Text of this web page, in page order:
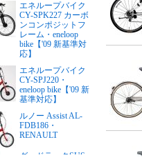
エネループバイク
CY-SPK227 カーボ
ンコンポジットフ
レーム・eneloop
bike【'09 新基準対
応】
エネループバイク
CY-SPJ220・
eneloop bike【'09 新
基準対応】
ルノー Assist AL-
FDB186・
RENAULT
グッドラックSUS